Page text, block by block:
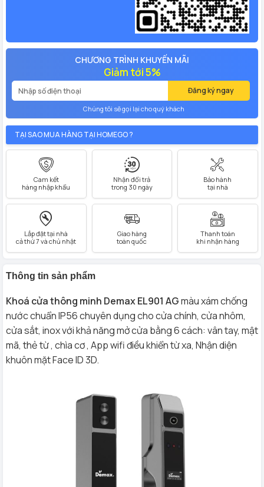
CHƯƠNG TRÌNH KHUYẾN MÃI
Giảm tới 5%
Đăng ký ngay
Chúng tôi sẽ gọi lại cho quý khách
TẠI SAO MUA HÀNG TẠI HOMEGO ?
Cam kết
hàng nhập khẩu
Nhận đổi trả
trong 30 ngày
Bảo hành
tại nhà
Lắp đặt tại nhà
cả thứ 7 và chủ nhật
Giao hàng
toàn quốc
Thanh toán
khi nhận hàng
Thông tin sản phẩm
Khoá cửa thông minh Demax EL901 AGmàu xám chống
nước chuẩn IP56 chuyên dụng cho cửa chính, cửa nhôm,
cửa sắt, inox với khả năng mở cửa bằng 6 cách: vân tay, mật
mã, thẻ từ , chìa cơ , App wifi điều khiển từ xa, Nhận diện
khuôn mặt Face ID 3D.